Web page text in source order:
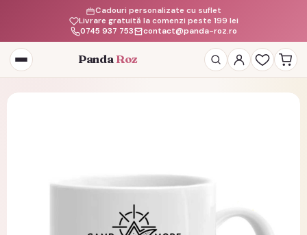
Livrare gratuită la comenzi peste 199 lei
Cadouri personalizate cu suflet
0745 937 753
contact@panda-roz.ro
Deschide
meniul
Panda Roz